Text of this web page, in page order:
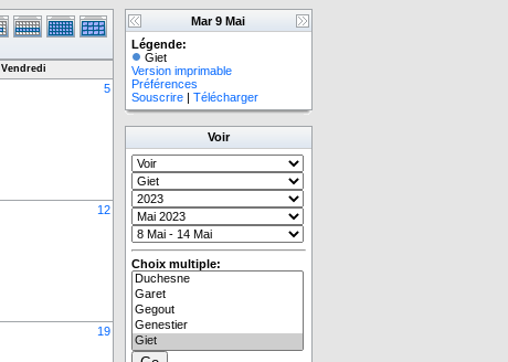
Vendredi
5
12
19
Mar 9 Mai
Légende:
Giet
Version imprimable
Préférences
Souscrire | Télécharger
Voir
Choix multiple: